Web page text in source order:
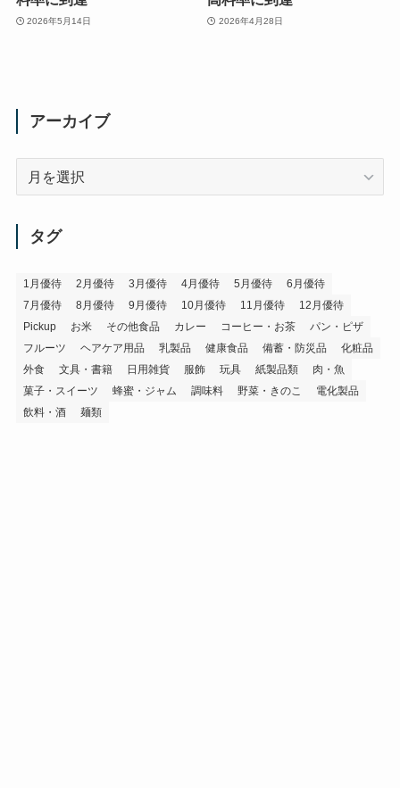
2026年5月14日 2026年4月28日
アーカイブ
タグ
1月優待 2月優待 3月優待 4月優待 5月優待
6月優待
7月優待
8月優待 9月優待 10月優待 11月優待
12月優待
Pickup
お米 その他食品 カレー コーヒー・お茶
パン・ピザ
フルーツ
ヘアケア用品 乳製品 健康食品 備蓄・防災品
化粧品
外食
文具・書籍 日用雑貨 服飾 玩具 紙製品類
肉・魚
菓子・スイーツ
蜂蜜・ジャム 調味料 野菜・きのこ
電化製品
飲料・酒
麺類